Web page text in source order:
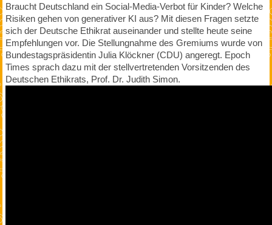
Braucht Deutschland ein Social-Media-Verbot für Kinder? Welche
Risiken gehen von generativer KI aus? Mit diesen Fragen setzte
sich der Deutsche Ethikrat auseinander und stellte heute seine
Empfehlungen vor. Die Stellungnahme des Gremiums wurde von
Bundestagspräsidentin Julia Klöckner (CDU) angeregt. Epoch
Times sprach dazu mit der stellvertretenden Vorsitzenden des
Deutschen Ethikrats, Prof. Dr. Judith Simon.